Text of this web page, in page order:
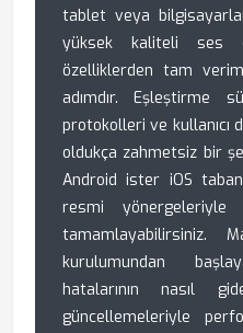
tablet veya
yüksek kaliteli ses
özelliklerden tam
adımdır. Eşleştirme
protokolleri ve kullanıcı
oldukça zahmetsiz bir
Android ister iOS
resmi yönergeleriyle
tamamlayabilirsiniz.
kurulumundan
hatalarının nasıl
güncellemeleriyle